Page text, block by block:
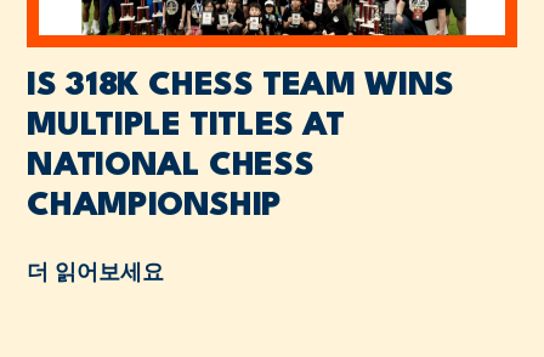
IS 318K CHESS TEAM WINS
MULTIPLE TITLES AT
NATIONAL CHESS
CHAMPIONSHIP
더 읽어보세요